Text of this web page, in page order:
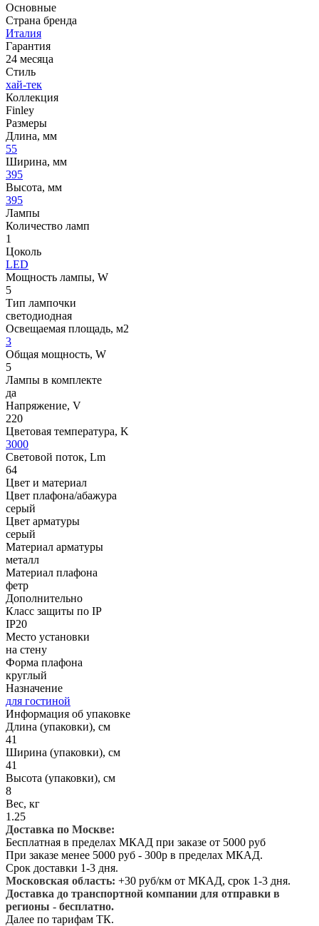
Основные
Страна бренда
Италия
Гарантия
24 месяца
Стиль
хай-тек
Коллекция
Finley
Размеры
Длина, мм
55
Ширина, мм
395
Высота, мм
395
Лампы
Количество ламп
1
Цоколь
LED
Мощность лампы, W
5
Тип лампочки
светодиодная
Освещаемая площадь, м2
3
Общая мощность, W
5
Лампы в комплекте
да
Напряжение, V
220
Цветовая температура, K
3000
Световой поток, Lm
64
Цвет и материал
Цвет плафона/абажура
серый
Цвет арматуры
серый
Материал арматуры
металл
Материал плафона
фетр
Дополнительно
Класс защиты по IP
IP20
Место установки
на стену
Форма плафона
круглый
Назначение
для гостиной
Информация об упаковке
Длина (упаковки), см
41
Ширина (упаковки), см
41
Высота (упаковки), см
8
Вес, кг
1.25
Доставка по Москве:
Бесплатная в пределах МКАД при заказе от 5000 руб
При заказе менее 5000 руб - 300р в пределах МКАД.
Срок доставки 1-3 дня.
Московская область: +30 руб/км от МКАД, срок 1-3 дня.
Доставка до транспортной компании для отправки в
регионы - бесплатно.
Далее по тарифам ТК.